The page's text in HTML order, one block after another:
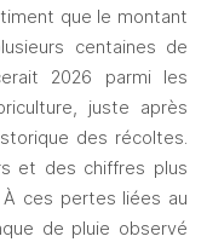
que le montant
centaines de
2026 parmi les
juste après
des récoltes.
et des chiffres plus
ces pertes liées au
de pluie observé